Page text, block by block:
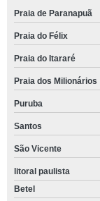
Praia de Paranapuã
Praia do Félix
Praia do Itararé
Praia dos Milionários
Puruba
Santos
São Vicente
litoral paulista
Betel